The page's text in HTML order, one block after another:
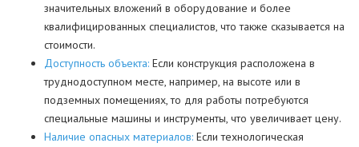
значительных вложений в оборудование и более
квалифицированных специалистов, что также сказывается на
стоимости.
Доступность объекта: Если конструкция расположена в
труднодоступном месте, например, на высоте или в
подземных помещениях, то для работы потребуются
специальные машины и инструменты, что увеличивает цену.
Наличие опасных материалов: Если технологическая